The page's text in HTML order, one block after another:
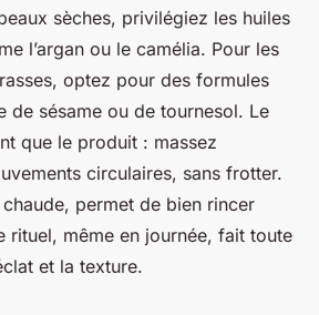
sèches, privilégiez les huiles
l’argan ou le camélia. Pour les
optez pour des formules
de sésame ou de tournesol. Le
que le produit : massez
circulaires, sans frotter.
chaude, permet de bien rincer
rituel, même en journée, fait toute
et la texture.